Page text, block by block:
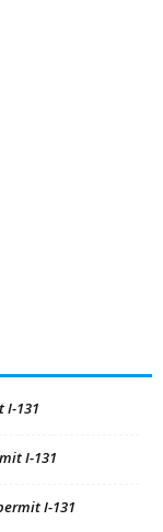
I-131
I-131
I-131